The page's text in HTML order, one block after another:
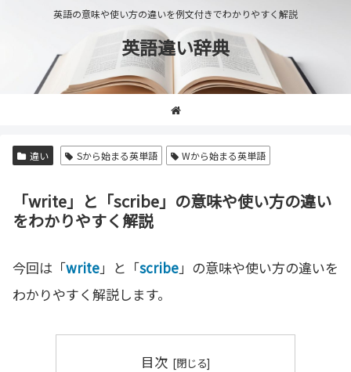
英語の意味や使い方の違いを例文付きでわかりやすく解説
英語違い辞典
違い Sから始まる英単語 Wから始まる英単語
「write」と「scribe」の意味や使い方の違い
をわかりやすく解説
今回は「write」と「scribe」の意味や使い方の違いを
わかりやすく解説します。
目次